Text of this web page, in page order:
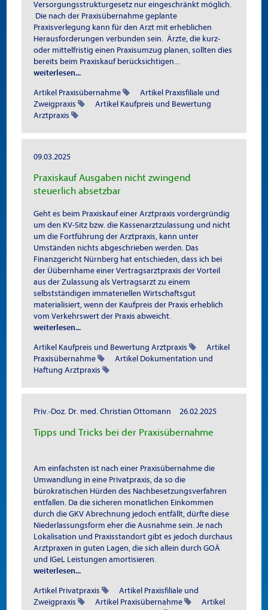
Versorgungsstrukturgesetz nur eingeschränkt möglich.
Die nach der Praxisübernahme geplante
Praxisverlegung kann für den Arzt mit erheblichen
Herausforderungen verbunden sein. Ärzte, die kurz-
oder mittelfristig einen Praxisumzug planen, sollten dies
bereits beim Praxiskauf berücksichtigen...
weiterlesen...
Artikel Praxisübernahme
Artikel Praxisfiliale und
Zweigpraxis
Artikel Kaufpreis und Bewertung
Arztpraxis
09.03.2025
Praxiskauf Ausgaben nicht zwingend
steuerlich absetzbar
Geht es beim Praxiskauf einer Arztpraxis vordergründig
um den KV-Sitz bzw. die Kassenarztzulassung und nicht
um die Fortführung der Arztpraxis, kann unter
Umständen nichts abgeschrieben werden. Das
Finanzgericht Nürnberg hat entschieden, dass ich bei
der Üübernhame einer Vertragsarztpraxis der Vorteil
aus der Zulassung als Vertragsarzt zu einem
selbstständigen immateriellen Wirtschaftsgut
materialisiert, wenn der Kaufpreis der Praxis erheblich
vom Verkehrswert der Praxis abweicht.
weiterlesen...
Artikel Kaufpreis und Bewertung Arztpraxis
Artikel
Praxisübernahme
Artikel Dokumentation und
Haftung Arztpraxis
Priv.-Doz. Dr. med. Christian Ottomann 26.02.2025
Tipps und Tricks bei der Praxisübernahme
Am einfachsten ist nach einer Praxisübernahme die
Umwandlung in eine Privatpraxis, da so die
bürokratischen Hürden des Nachbesetzungsverfahren
entfallen. Da die sicheren monatlichen Einkommen
durch die GKV Abrechnung jedoch entfällt, dürfte diese
Niederlassungsform eher die Ausnahme sein. Je nach
Lokalisation und Praxisstandort gibt es jedoch durchaus
Arztpraxen in guten Lagen, die sich allein durch GOÄ
und IGeL Leistungen amortisieren.
weiterlesen...
Artikel Privatpraxis
Artikel Praxisfiliale und
Zweigpraxis
Artikel Praxisübernahme
Artikel